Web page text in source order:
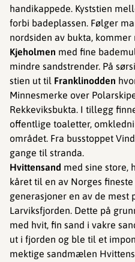
handikappede. ​​​​Kyststien
forbi badeplassen. Følger
nordsiden av bukta, kommer
Kjeholmen med fine
mindre sandstrender. På
stien ut til Franklinodden
Minnesmerke over
Rekkeviksbukta. I tillegg
offentlige toaletter,
området. Fra busstoppet
gange til stranda.
Hvittensand med sine store,
kåret til en av Norges
generasjoner en av de
Larviksfjorden. Dette på
med hvit, fin sand i vakre
ut i fjorden og ble til et
mektige sandmælen